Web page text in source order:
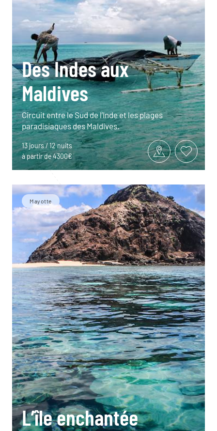
Des Indes aux
Maldives
Circuit entre le Sud de l’Inde et les plages
paradisiaques des Maldives.
13 jours / 12 nuits
à partir de 4300€
Mayotte
L’île enchantée